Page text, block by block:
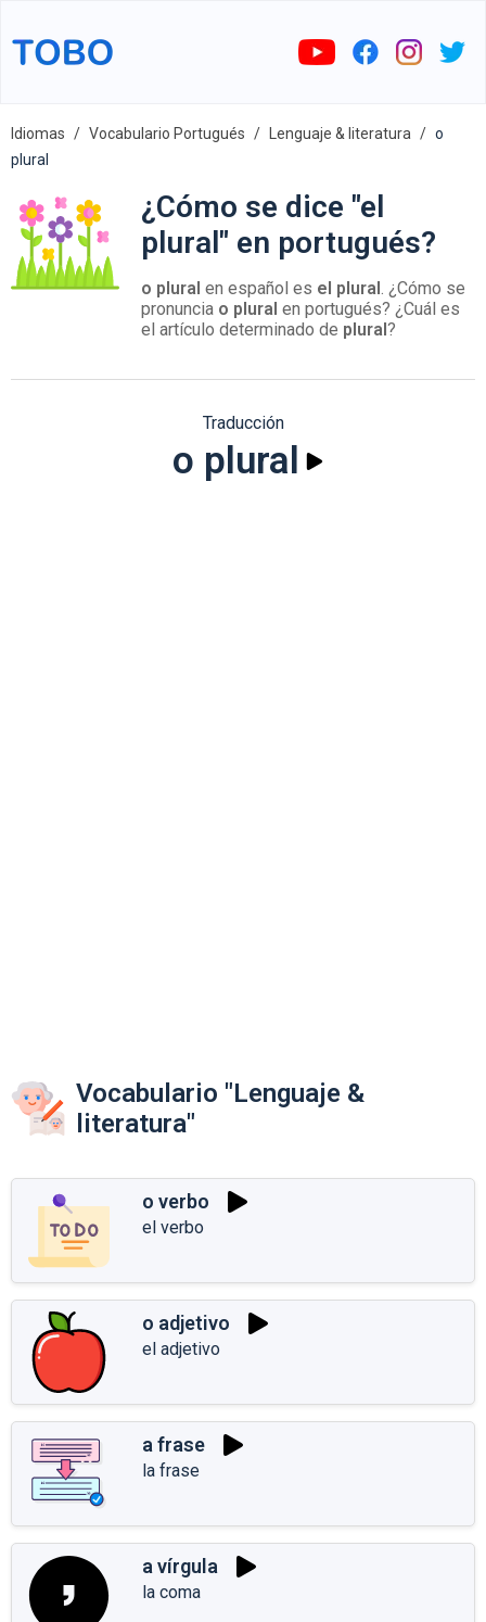
Idiomas Vocabulario Portugués Lenguaje & literatura
o
plural
¿Cómo se dice "el
plural" en portugués?
o plural en español es el plural. ¿Cómo se
pronuncia o plural en portugués? ¿Cuál es
el artículo determinado de plural?
Traducción
o plural
Vocabulario "Lenguaje &
literatura"
o verbo
el verbo
o adjetivo
el adjetivo
a frase
la frase
a vírgula
la coma